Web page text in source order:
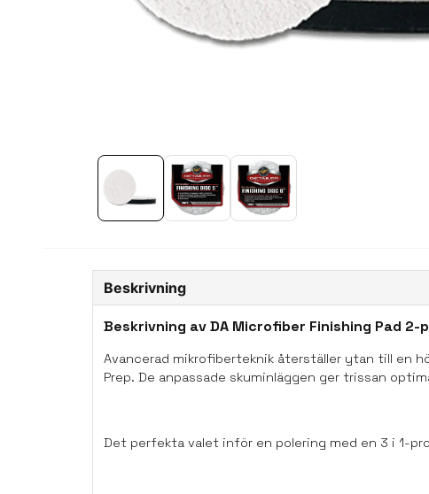
Beskrivning
Beskrivning av DA Microfiber Finishing Pad 2-
Avancerad mikrofiberteknik återställer ytan till en
Prep. De anpassade skuminläggen ger trissan
Det perfekta valet inför en polering med en 3 i 1-